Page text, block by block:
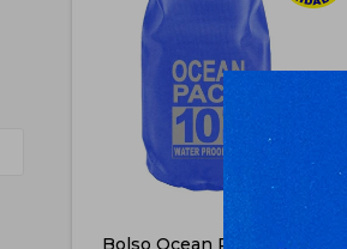
Bolso Ocean Pack Expert